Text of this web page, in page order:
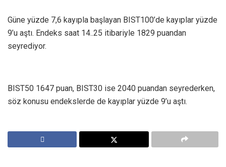
Güne yüzde 7,6 kayıpla başlayan BIST100’de kayıplar yüzde
9’u aştı. Endeks saat 14..25 itibariyle 1829 puandan
seyrediyor.
BIST50 1647 puan, BIST30 ise 2040 puandan seyrederken,
söz konusu endekslerde de kayıplar yüzde 9’u aştı.